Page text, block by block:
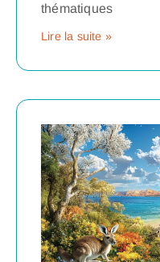
thématiques
Lire la suite »